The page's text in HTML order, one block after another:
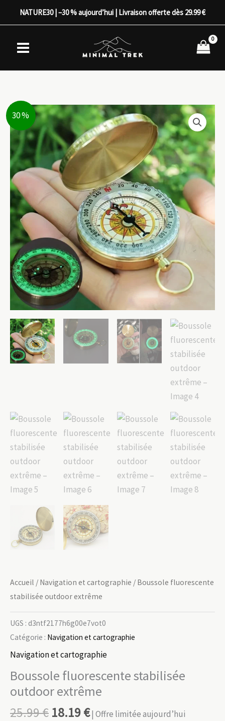
NATURE30 | –30 % aujourd’hui | Livraison offerte dès 29.99 €
30 %
Accueil / Navigation et cartographie / Boussole fluorescente
stabilisée outdoor extrême
UGS : d3ntf2177h6g00e7vot0
Catégorie : Navigation et cartographie
Navigation et cartographie
Boussole fluorescente stabilisée
outdoor extrême
25.99€ 18.19€| Offre limitée aujourd’hui